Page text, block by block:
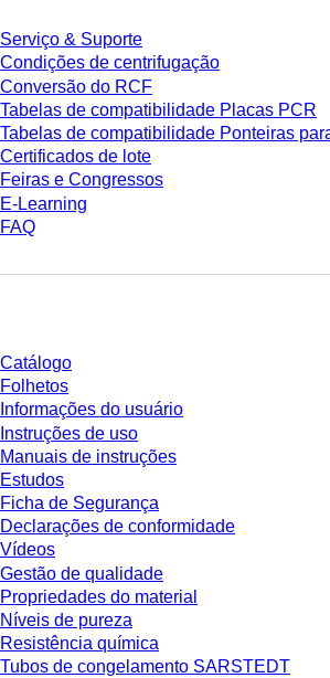
Serviço & Suporte
Condições de centrifugação
Conversão do RCF
Tabelas de compatibilidade Placas PCR
Tabelas de compatibilidade Ponteiras
Certificados de lote
Feiras e Congressos
E-Learning
FAQ
Catálogo
Folhetos
Informações do usuário
Instruções de uso
Manuais de instruções
Estudos
Ficha de Segurança
Declarações de conformidade
Vídeos
Gestão de qualidade
Propriedades do material
Níveis de pureza
Resistência química
Tubos de congelamento SARSTEDT